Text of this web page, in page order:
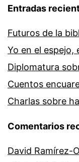
Entradas
Futuros de la
Yo en el espejo,
Diplomatura
Cuentos
Charlas sobre
Comentarios
David Ramírez-